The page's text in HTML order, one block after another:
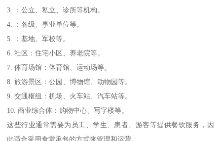
3. ：公立、私立、诊所等机构。
4. ：各级、事业单位等。
5. ：基地、军校等。
6. 社区：住宅小区、养老院等。
7. 体育场馆：体育馆、运动场等。
8. 旅游景区：公园、博物馆、动物园等。
9. 交通枢纽：机场、火车站、汽车站等。
10. 商业综合体：购物中心、写字楼等。
这些行业通常需要为员工、学生、患者、游客等提供餐饮服务，因
此适合采用食堂承包的方式来管理和运营。